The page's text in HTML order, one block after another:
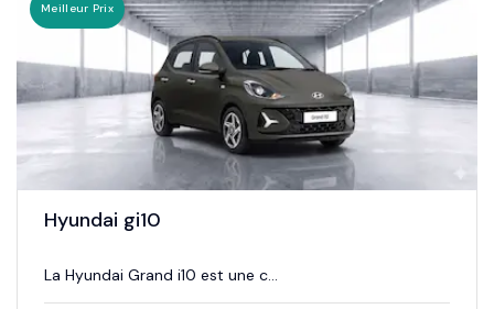
Meilleur Prix
Hyundai gi10
La Hyundai Grand i10 est une c...